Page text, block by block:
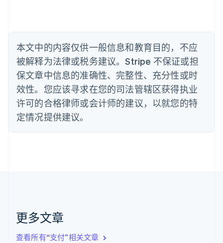
本文中的内容仅供一般信息和教育目的，不应
被解释为法律或税务建议。Stripe 不保证或担
保文章中信息的准确性、完整性、充分性或时
效性。您应该寻求在您的司法管辖区获得执业
许可的合格律师或会计师的建议，以就您的特
定情况提供建议。
更多文章
查看所有“支付”相关文章
丹麦
English
德国
DeutschEnglish
法国
FrançaisEnglish
芬兰
EnglishSvenska
English
English